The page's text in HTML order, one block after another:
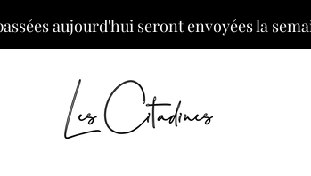
aujourd'hui seront envoyées la